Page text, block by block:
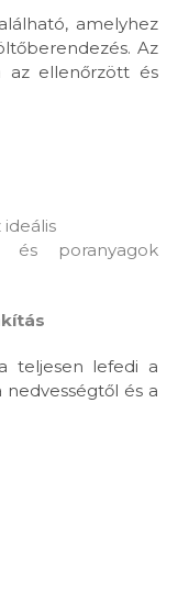
amelyhez
Az
az ellenőrzött és
és poranyagok
teljesen lefedi a
és a